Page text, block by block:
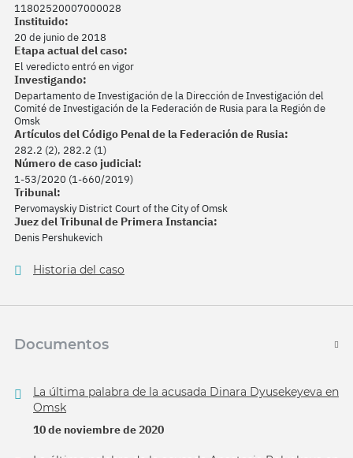
11802520007000028
Instituido:
20 de junio de 2018
Etapa actual del caso:
El veredicto entró en vigor
Investigando:
Departamento de Investigación de la Dirección de Investigación del
Comité de Investigación de la Federación de Rusia para la Región de
Omsk
Artículos del Código Penal de la Federación de Rusia:
282.2 (2), 282.2 (1)
Número de caso judicial:
1-53/2020 (1-660/2019)
Tribunal:
Pervomayskiy District Court of the City of Omsk
Juez del Tribunal de Primera Instancia:
Denis Pershukevich
Historia del caso
Documentos
La última palabra de la acusada Dinara Dyusekeyeva en
Omsk
10 de noviembre de 2020